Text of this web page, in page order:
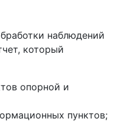
наблюдений
который
опорной и
пунктов;